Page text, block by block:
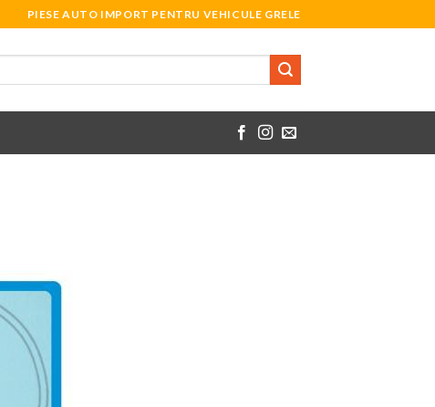
PIESE AUTO IMPORT PENTRU VEHICULE GRELE